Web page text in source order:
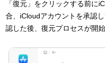
「復元」をクリックする前に
合、iCloudアカウントを承認
認した後、復元プロセスが開始